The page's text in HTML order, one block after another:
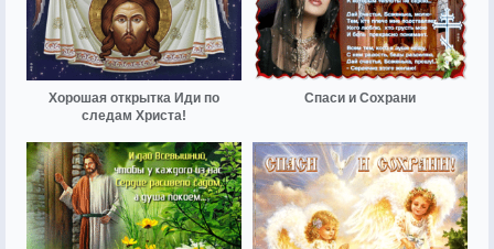
Хорошая открытка Иди по
следам Христа!
Спаси и Сохрани